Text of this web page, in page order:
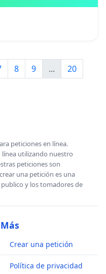
8 9 ...
20
peticiones en línea.
utilizando nuestro
peticiones son
una petición es una
y los tomadores de
Más
Crear una petición
Política de privacidad